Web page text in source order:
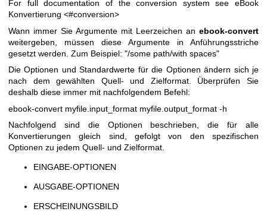
For full documentation of the conversion system see eBook
Konvertierung <#conversion>
Wann immer Sie Argumente mit Leerzeichen an ebook-convert
weitergeben, müssen diese Argumente in Anführungsstriche
gesetzt werden. Zum Beispiel: "/some path/with spaces"
Die Optionen und Standardwerte für die Optionen ändern sich je
nach dem gewählten Quell- und Zielformat. Überprüfen Sie
deshalb diese immer mit nachfolgendem Befehl:
ebook-convert myfile.input_format myfile.output_format -h
Nachfolgend sind die Optionen beschrieben, die für alle
Konvertierungen gleich sind, gefolgt von den spezifischen
Optionen zu jedem Quell- und Zielformat.
EINGABE-OPTIONEN
AUSGABE-OPTIONEN
ERSCHEINUNGSBILD